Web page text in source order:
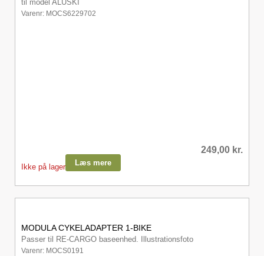
til model ALUSKI
Varenr: MOCS6229702
249,00 kr.
Ikke på lager Læs mere
MODULA CYKELADAPTER 1-BIKE
Passer til RE-CARGO baseenhed. Illustrationsfoto
Varenr: MOCS0191